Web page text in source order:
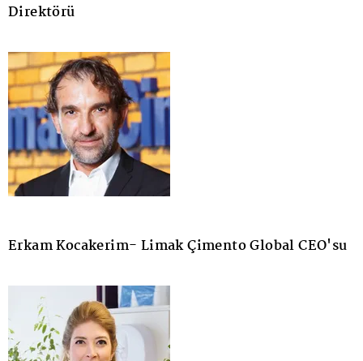
Direktörü
Erkam Kocakerim- Limak Çimento Global CEO'su